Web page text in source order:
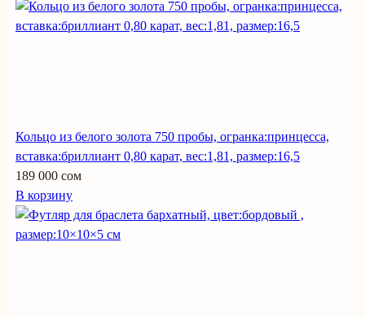
Кольцо из белого золота 750 пробы, огранка:принцесса,
вставка:бриллиант 0,80 карат, вес:1,81, размер:16,5
189 000 сом
В корзину